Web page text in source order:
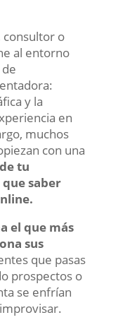
consultor o
al entorno
y la
en
muchos
con una
tu
saber
el que más
sus
que pasas
prospectos o
se enfrían